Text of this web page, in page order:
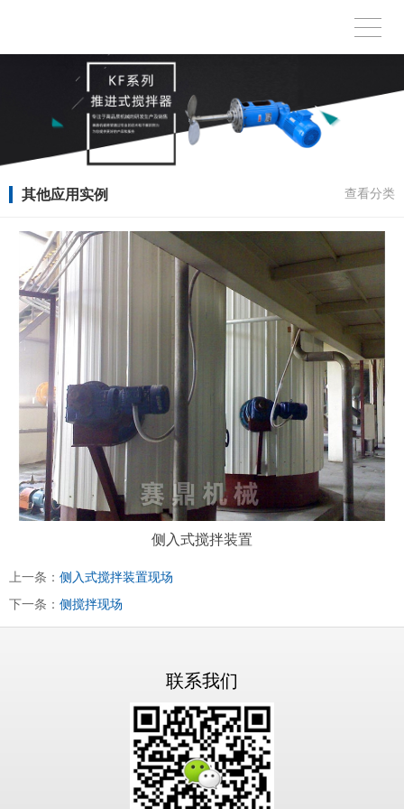
其他应用实例 查看分类
侧入式搅拌装置
上一条： 侧入式搅拌装置现场
下一条： 侧搅拌现场
联系我们